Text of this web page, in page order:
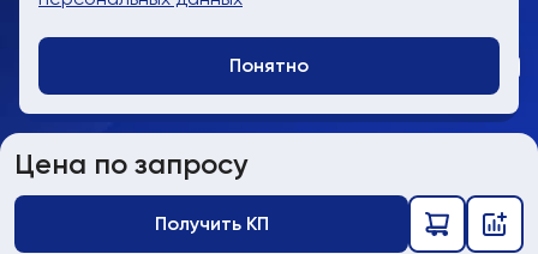
Цена по запросу
Получить КП
info@trimm.ru
Сайт носит информационный характер и не является публичной
офертой
Политика обработки персональных данных
Информированное согласие пользователя сайта
Понятно